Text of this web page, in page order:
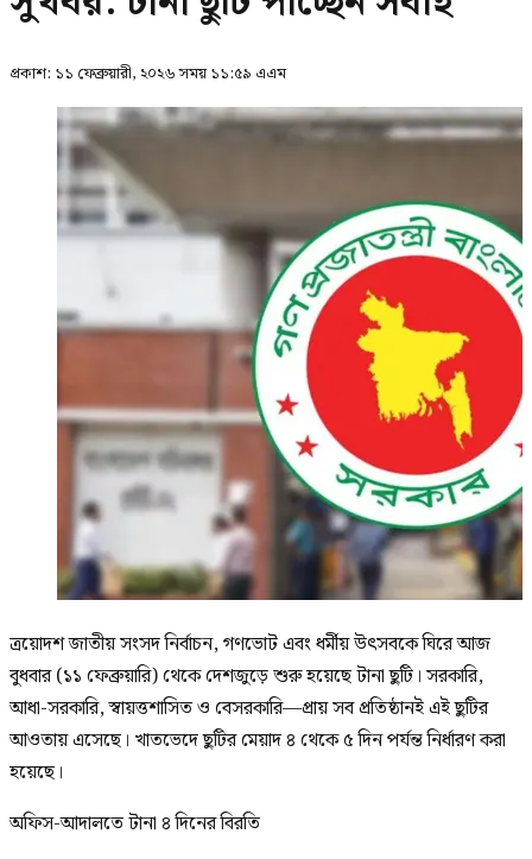
প্রকাশ: ১১ ফেব্রুয়ারী, ২০২৬ সময় ১১:৫৯ এএম
ত্রয়োদশ জাতীয় সংসদ নির্বাচন, গণভোট এবং ধর্মীয় উৎসবকে ঘিরে আজ
বুধবার (১১ ফেব্রুয়ারি) থেকে দেশজুড়ে শুরু হয়েছে টানা ছুটি। সরকারি,
আধা-সরকারি, স্বায়ত্তশাসিত ও বেসরকারি—প্রায় সব প্রতিষ্ঠানই এই ছুটির
আওতায় এসেছে। খাতভেদে ছুটির মেয়াদ ৪ থেকে ৫ দিন পর্যন্ত নির্ধারণ করা
হয়েছে।
অফিস-আদালতে টানা ৪ দিনের বিরতি